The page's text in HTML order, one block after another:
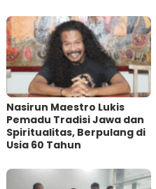
‎Nasirun Maestro Lukis
Pemadu Tradisi Jawa dan
Spiritualitas, Berpulang di
Usia 60 Tahun